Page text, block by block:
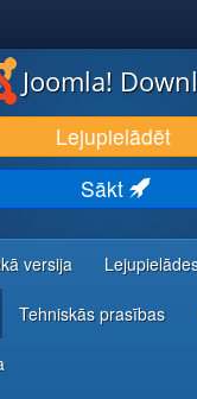
Joomla!
Lejupielādēt
Sākt
versija
Tehniskās prasības